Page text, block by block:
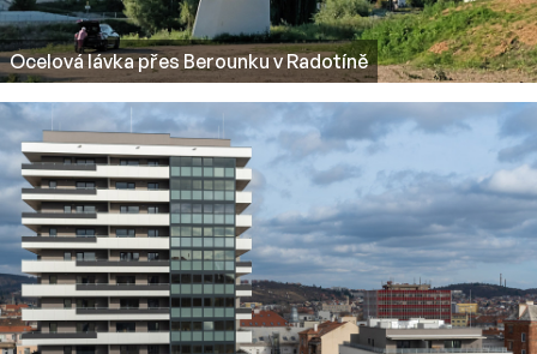
Ocelová lávka přes Berounku v Radotíně